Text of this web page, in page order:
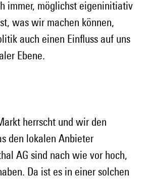
immer, möglichst eigeninitiativ
was wir machen können,
auch einen Einfluss auf uns
Ebene.
herrscht und wir den
den lokalen Anbieter
AG sind nach wie vor hoch,
Da ist es in einer solchen